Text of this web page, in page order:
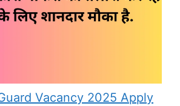
Vacancy 2025 Apply